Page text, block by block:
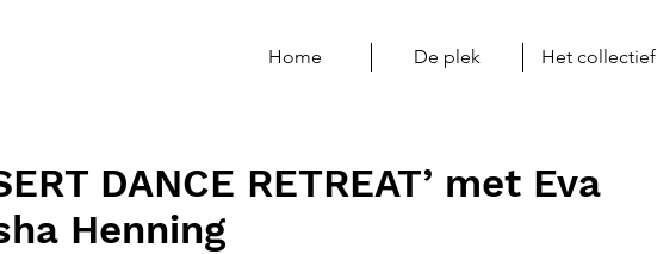
Home De plek Het collectief
DANCE RETREAT’ met Eva
Henning